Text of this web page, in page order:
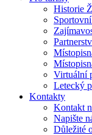
Historie
Virtuální
Letecký
Kontakty
Kontakt
Napište
Důležité